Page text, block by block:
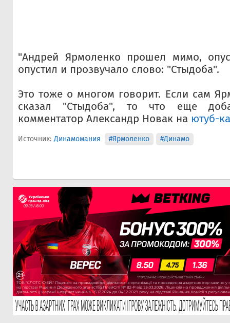
"Андрей Ярмоленко прошел мимо,
опустил и прозвучало слово: "Стыдоба".
Это тоже о многом говорит. Если сам
сказал "Стыдоба", то что еще
комментатор Александр Новак на ютуб-
Источник: Динамомания #Ярмоленко #Динамо